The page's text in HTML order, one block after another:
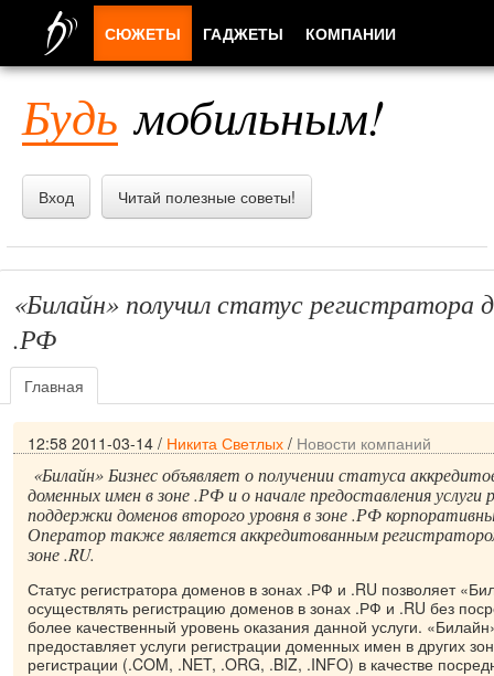
Будь мобильным!
Вход Читай полезные советы!
«Билайн» получил статус регистратора
.РФ
Главная
12:58 2011-03-14 / Никита Светлых / Новости компаний
«Билайн» Бизнес объявляет о получении статуса
доменных имен в зоне .РФ и о начале предоставления услуги
поддержки доменов второго уровня в зоне .РФ
Оператор также является аккредитованным
зоне .RU.
Статус регистратора доменов в зонах .РФ и .RU позволяет
осуществлять регистрацию доменов в зонах .РФ и .RU без
более качественный уровень оказания данной услуги.
предоставляет услуги регистрации доменных имен в других
регистрации (.COM, .NET, .ORG, .BIZ, .INFO) в качестве
СЮЖЕТЫ ГАДЖЕТЫ КОМПАНИИ
ПРИЛОЖЕНИЯ